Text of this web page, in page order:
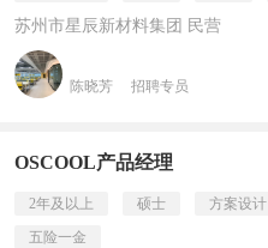
苏州市星辰新材料集团 民营
陈晓芳 招聘专员
OSCOOL产品经理
2年及以上 硕士 方案设计
五险一金